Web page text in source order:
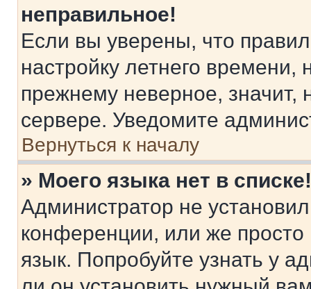
неправильное!
Если вы уверены, что
настройку летнего
прежнему неверное, значит,
сервере. Уведомите
Вернуться к началу
» Моего языка нет в списке!
Администратор не
конференции, или же
язык. Попробуйте узнать у